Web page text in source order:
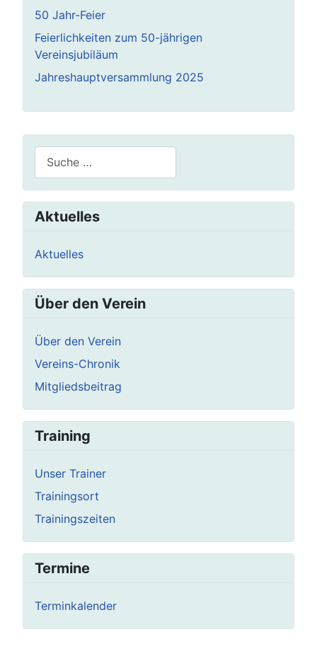
Aktuelles
Aktuelles
Über den Verein
Über den Verein
Vereins-Chronik
Mitgliedsbeitrag
Training
Unser Trainer
Trainingsort
Trainingszeiten
Termine
Terminkalender
50 Jahr-Feier
Feierlichkeiten zum 50-jährigen
Vereinsjubiläum
Jahreshauptversammlung 2025